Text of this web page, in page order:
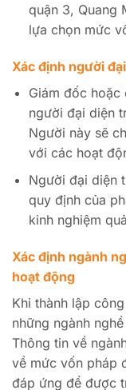
quận 3, Quang
lựa chọn mức
Xác định người
Giám đốc
người đại diện
Người này sẽ
với các hoạt
Người đại diện
quy định của
kinh nghiệm
Xác định ngành
hoạt động
Khi thành lập
những ngành
Thông tin về
về mức vốn pháp
đáp ứng để được